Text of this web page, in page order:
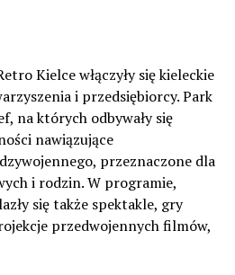
Kielce włączyły się kieleckie
i przedsiębiorcy. Park
na których odbywały się
nawiązujące
przeznaczone dla
i rodzin. W programie,
się także spektakle, gry
przedwojennych filmów,